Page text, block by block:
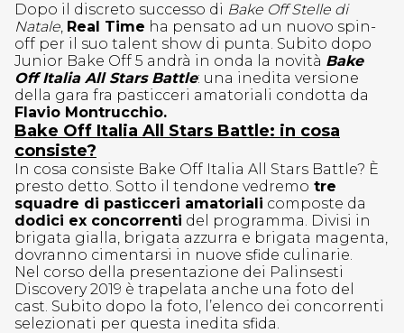
Dopo il discreto successo di Bake Off Stelle di
Natale, Real Time ha pensato ad un nuovo spin-
off per il suo talent show di punta. Subito dopo
Junior Bake Off 5 andrà in onda la novità Bake
Off Italia All Stars Battle: una inedita versione
della gara fra pasticceri amatoriali condotta da
Flavio Montrucchio.
Bake Off Italia All Stars Battle: in cosa
consiste?
In cosa consiste Bake Off Italia All Stars Battle? È
presto detto. Sotto il tendone vedremo tre
squadre di pasticceri amatoriali composte da
dodici ex concorrenti del programma. Divisi in
brigata gialla, brigata azzurra e brigata magenta,
dovranno cimentarsi in nuove sfide culinarie.
Nel corso della presentazione dei Palinsesti
Discovery 2019 è trapelata anche una foto del
cast. Subito dopo la foto, l’elenco dei concorrenti
selezionati per questa inedita sfida.